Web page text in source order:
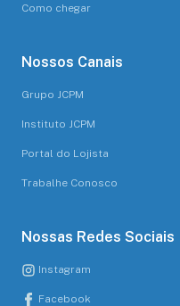
Como chegar
Nossos Canais
Grupo JCPM
Instituto JCPM
Portal do Lojista
Trabalhe Conosco
Nossas Redes Sociais
Instagram
Facebook